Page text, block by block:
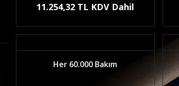
11.254,32 TL KDV Dahil
Her 60.000 Bakım